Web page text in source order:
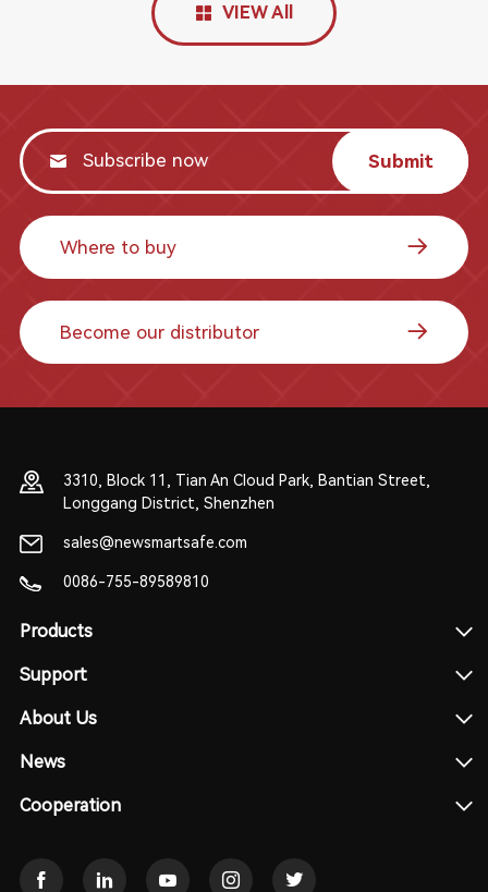
VIEW All
Submit
Where to buy
Become our distributor
3310, Block 11, Tian An Cloud Park, Bantian Street,
Longgang District, Shenzhen
sales@newsmartsafe.com
0086-755-89589810
Products
Support
About Us
News
Cooperation